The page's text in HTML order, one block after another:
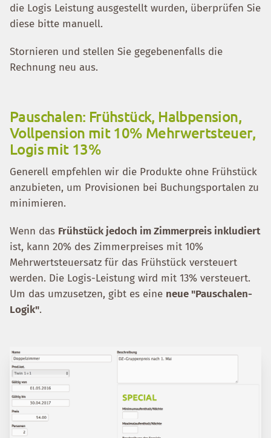
die Logis Leistung ausgestellt wurden, überprüfen Sie
diese bitte manuell.
Stornieren und stellen Sie gegebenenfalls die
Rechnung neu aus.
Pauschalen: Frühstück, Halbpension,
Vollpension mit 10% Mehrwertsteuer,
Logis mit 13%
Generell empfehlen wir die Produkte ohne Frühstück
anzubieten, um Provisionen bei Buchungsportalen zu
minimieren.
Wenn das Frühstück jedoch im Zimmerpreis inkludiert
ist, kann 20% des Zimmerpreises mit 10%
Mehrwertsteuersatz für das Frühstück versteuert
werden. Die Logis-Leistung wird mit 13% versteuert.
Um das umzusetzen, gibt es eine neue "Pauschalen-
Logik".